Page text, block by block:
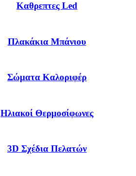
Καθρεπτες Led
Πλακάκια Μπάνιου
Σώματα Καλοριφέρ
Ηλιακοί Θερμοσίφωνες
3D Σχέδια Πελατών